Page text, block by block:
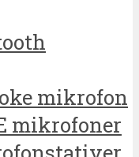
mikrofon
mikrofoner